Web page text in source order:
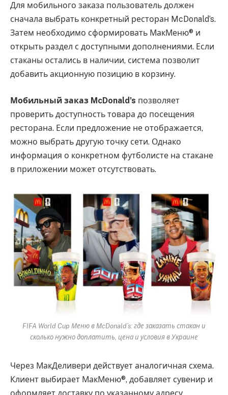
Для мобильного заказа пользователь должен
сначала выбрать конкретный ресторан McDonald’s.
Затем необходимо сформировать МакМеню® и
открыть раздел с доступными дополнениями. Если
стаканы остались в наличии, система позволит
добавить акционную позицию в корзину.
Мобильный заказ McDonald’s позволяет
проверить доступность товара до посещения
ресторана. Если предложение не отображается,
можно выбрать другую точку сети. Однако
информация о конкретном футболисте на стакане
в приложении может отсутствовать.
FIFA World Cup Меню в McDonald’s: где заказать стакан и
сколько нужно доплатить, цена и условия в Украине
Через МакДеливери действует аналогичная схема.
Клиент выбирает МакМеню®, добавляет сувенир и